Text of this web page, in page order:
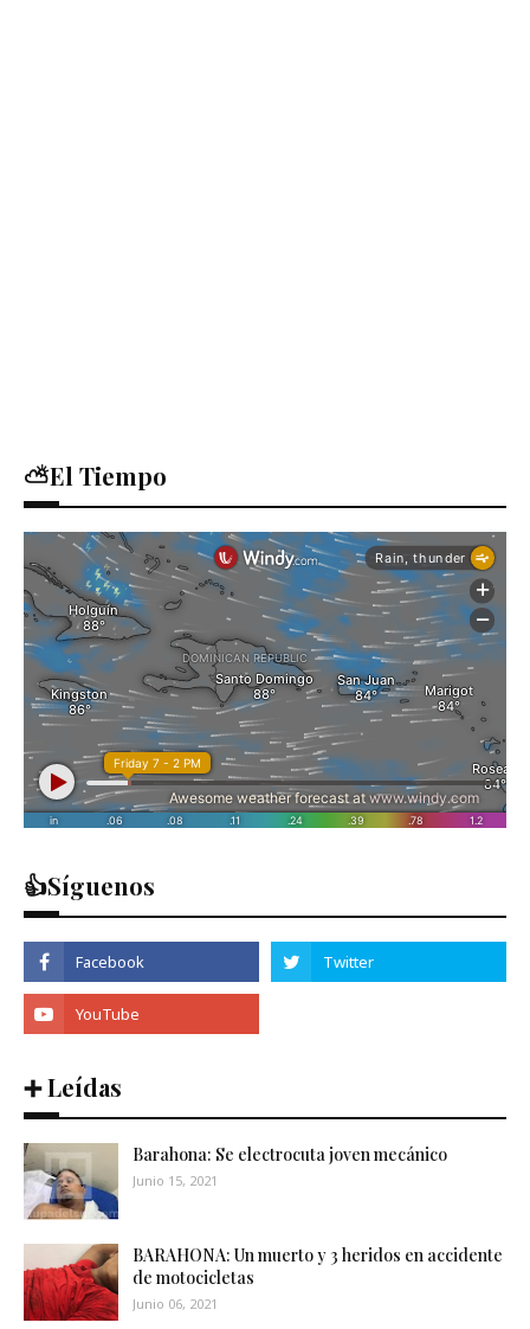
⛅El Tiempo
👍Síguenos
➕ Leídas
Barahona: Se electrocuta joven mecánico
Junio 15, 2021
BARAHONA: Un muerto y 3 heridos en accidente
de motocicletas
Junio 06, 2021